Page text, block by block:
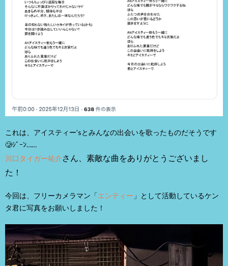
これは、アイスティー’sとみんなの出会いを歌ったものだそうです
🥲ｼﾞｰﾝ……
川口タイガー祐介さん、素敵な曲をありがとうございまし
た！
今回は、フリーカメラマン「エンティー 」として活動しているケン
タ君に写真をお願いしました！